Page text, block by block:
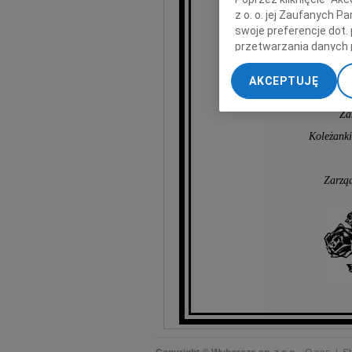
z o. o. jej Zaufanych
swoje preferencje dot.
przetwarzania danych
„Ustawienia
My, nasi Zaufani
dokładnych danych
Przechowywanie
treści, badnie
AKCEPTUJĘ